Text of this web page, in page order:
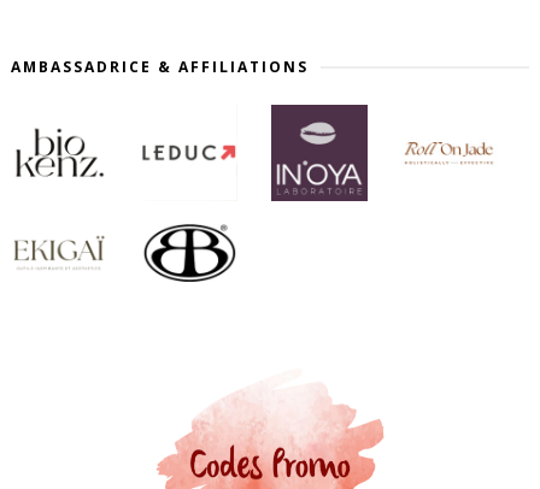
AMBASSADRICE & AFFILIATIONS